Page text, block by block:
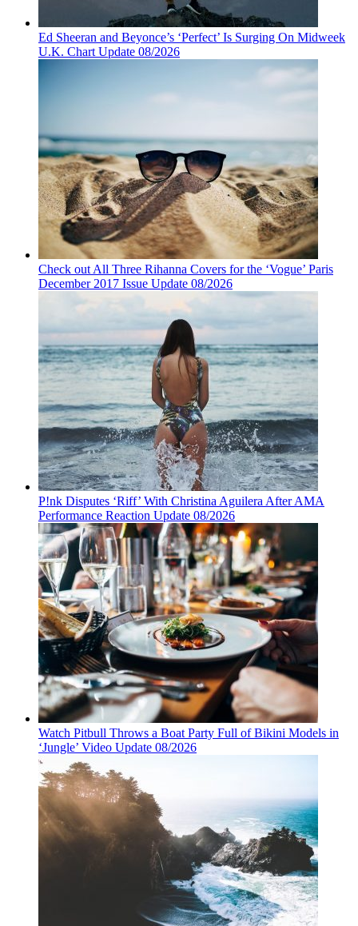
Ed Sheeran and Beyonce’s ‘Perfect’ Is Surging On Midweek
U.K. Chart Update 08/2026
Check out All Three Rihanna Covers for the ‘Vogue’ Paris
December 2017 Issue Update 08/2026
P!nk Disputes ‘Riff’ With Christina Aguilera After AMA
Performance Reaction Update 08/2026
Watch Pitbull Throws a Boat Party Full of Bikini Models in
‘Jungle’ Video Update 08/2026